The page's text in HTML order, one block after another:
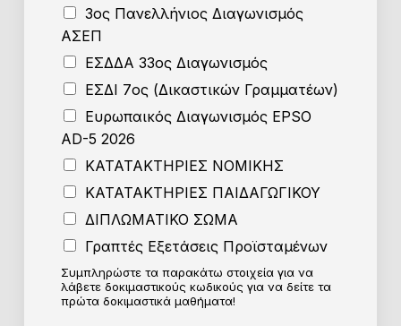
3ος Πανελλήνιος Διαγωνισμός
ΑΣΕΠ
ΕΣΔΔΑ 33ος Διαγωνισμός
ΕΣΔΙ 7ος (Δικαστικών Γραμματέων)
Ευρωπαικός Διαγωνισμός EPSO
AD-5 2026
ΚΑΤΑΤΑΚΤΗΡΙΕΣ ΝΟΜΙΚΗΣ
ΚΑΤΑΤΑΚΤΗΡΙΕΣ ΠΑΙΔΑΓΩΓΙΚΟΥ
ΔΙΠΛΩΜΑΤΙΚΟ ΣΩΜΑ
Γραπτές Εξετάσεις Προϊσταμένων
Συμπληρώστε τα παρακάτω στοιχεία για να
λάβετε δοκιμαστικούς κωδικούς για να δείτε τα
πρώτα δοκιμαστικά μαθήματα!